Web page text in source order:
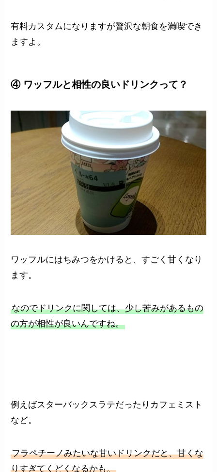
有料カスタムになりますが贅沢な朝食を満喫でき
ますよ。
④ ワッフルと相性の良いドリンクって？
ワッフルにはちみつをかけると、すごく甘くなり
ます。
なのでドリンクに関しては、少し苦みがあるもの
の方が相性が良いんですね。
例えばスターバックスラテだったりカフェミスト
など。
フラペチーノみたいな甘いドリンクだと、甘くな
りすぎてくどくなるかも。